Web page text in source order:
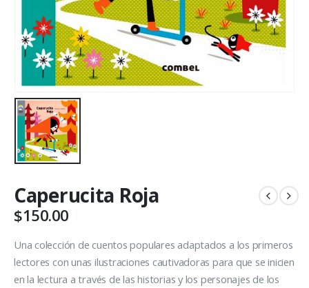
Caperucita Roja
$150.00
Una colección de cuentos populares adaptados a los primeros
lectores con unas ilustraciones cautivadoras para que se inicien
en la lectura a través de las historias y los personajes de los